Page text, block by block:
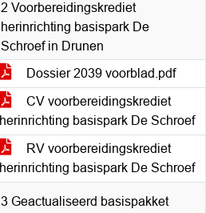
2 Voorbereidingskrediet
herinrichting basispark De
Schroef in Drunen
Dossier 2039 voorblad.pdf
CV voorbereidingskrediet
herinrichting basispark De Schroef
RV voorbereidingskrediet
herinrichting basispark De Schroef
3 Geactualiseerd basispakket